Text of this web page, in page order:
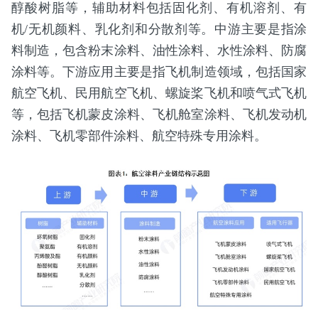
醇酸树脂等，辅助材料包括固化剂、有机溶剂、有
机/无机颜料、乳化剂和分散剂等。中游主要是指涂
料制造，包含粉末涂料、油性涂料、水性涂料、防腐
涂料等。下游应用主要是指飞机制造领域，包括国家
航空飞机、民用航空飞机、螺旋桨飞机和喷气式飞机
等，包括飞机蒙皮涂料、飞机舱室涂料、飞机发动机
涂料、飞机零部件涂料、航空特殊专用涂料。